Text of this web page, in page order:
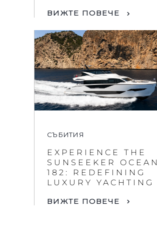
ВИЖТЕ ПОВЕЧЕ
СЪБИТИЯ
EXPERIENCE THE
SUNSEEKER OCEAN
182: REDEFINING
LUXURY YACHTING
ВИЖТЕ ПОВЕЧЕ